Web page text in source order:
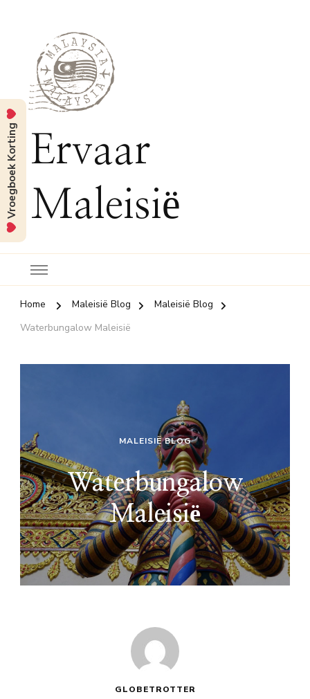
Ervaar
Maleisië
Home Maleisië Blog
Maleisië Blog
Waterbungalow Maleisië
MALEISIË BLOG
Waterbungalow
Maleisië
GLOBETROTTER
Vroegboek Korting